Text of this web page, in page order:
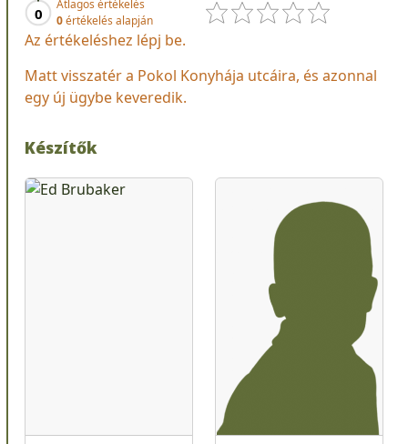
0
Átlagos értékelés
0értékelés alapján
Az értékeléshez lépj be.
Matt visszatér a Pokol Konyhája utcáira, és azonnal
egy új ügybe keveredik.
Készítők